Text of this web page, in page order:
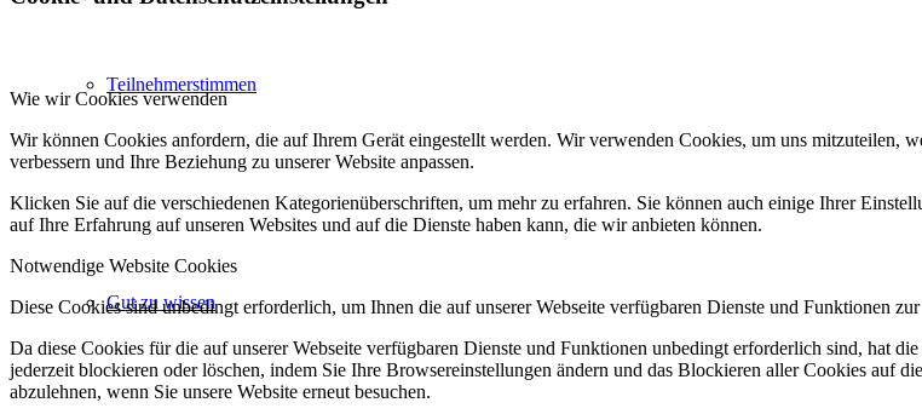
Teilnehmerstimmen
Gut zu wissen
Wie wir Cookies verwenden
Wir können Cookies anfordern, die auf Ihrem Gerät eingestellt werden. Wir verwenden Cookies, um uns mitzuteilen,
verbessern und Ihre Beziehung zu unserer Website anpassen.
Klicken Sie auf die verschiedenen Kategorienüberschriften, um mehr zu erfahren. Sie können auch einige Ihrer
auf Ihre Erfahrung auf unseren Websites und auf die Dienste haben kann, die wir anbieten können.
Notwendige Website Cookies
Diese Cookies sind unbedingt erforderlich, um Ihnen die auf unserer Webseite verfügbaren Dienste und Funktionen
Da diese Cookies für die auf unserer Webseite verfügbaren Dienste und Funktionen unbedingt erforderlich sind, hat
jederzeit blockieren oder löschen, indem Sie Ihre Browsereinstellungen ändern und das Blockieren aller Cookies auf
abzulehnen, wenn Sie unsere Website erneut besuchen.